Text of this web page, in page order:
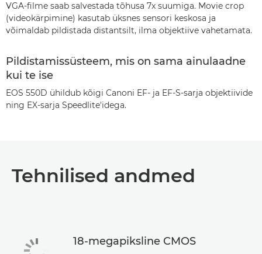
VGA-filme saab salvestada tõhusa 7x suumiga. Movie crop
(videokärpimine) kasutab üksnes sensori keskosa ja
võimaldab pildistada distantsilt, ilma objektiive vahetamata.
Pildistamissüsteem, mis on sama ainulaadne
kui te ise
EOS 550D ühildub kõigi Canoni EF- ja EF-S-sarja objektiivide
ning EX-sarja Speedlite'idega.
Tehnilised andmed
18-megapiksline CMOS